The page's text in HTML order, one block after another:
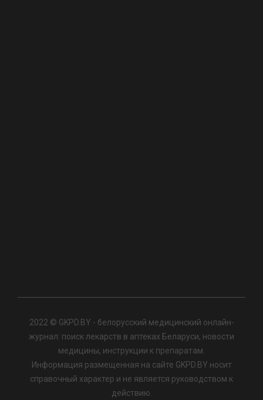
2022 © GKPD.BY - белорусский медицинский онлайн-
журнал: поиск лекарств в аптеках Беларуси, новости
медицины, инструкции к препаратам.
Информация размещенная на сайте GKPD.BY носит
справочный характер и не является руководством к
действию.